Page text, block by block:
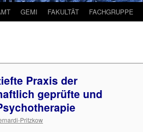
GEMI FAKULTÄT FACHGRUPPE
Praxis der
geprüfte und
Pritzkow